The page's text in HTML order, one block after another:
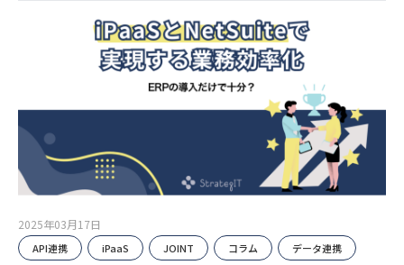
2025年03月17日
API連携 iPaaS JOINT コラム データ連携